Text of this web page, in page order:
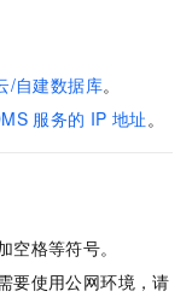
/自建数据库。
服务的 IP 地址。
格等符号。
要使用公网环境，请